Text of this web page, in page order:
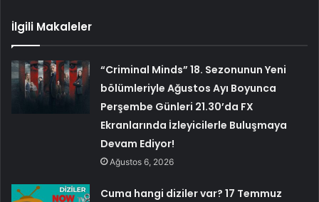
İlgili Makaleler
“Criminal Minds” 18. Sezonunun Yeni
bölümleriyle Ağustos Ayı Boyunca
Perşembe Günleri 21.30’da FX
Ekranlarında İzleyicilerle Buluşmaya
Devam Ediyor!
Ağustos 6, 2026
Cuma hangi diziler var? 17 Temmuz